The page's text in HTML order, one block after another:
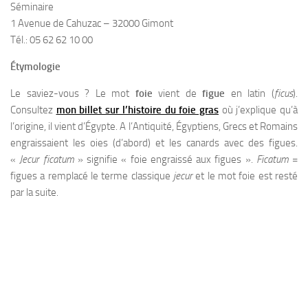
Séminaire
1 Avenue de Cahuzac – 32000 Gimont
Tél.: 05 62 62 10 00
Étymologie
Le saviez-vous ? Le mot foie vient defigue en latin (ficus).
Consultez mon billet sur l’histoire du foie grasoù j’explique qu’à
l’origine, il vient d’Égypte. A l’Antiquité, Égyptiens, Grecs et Romains
engraissaient les oies (d’abord) et les canards avec des figues.
« Jecur ficatum» signifie « foie engraissé aux figues ». Ficatum=
figues a remplacé le terme classique jecuret le mot foie est resté
par la suite.